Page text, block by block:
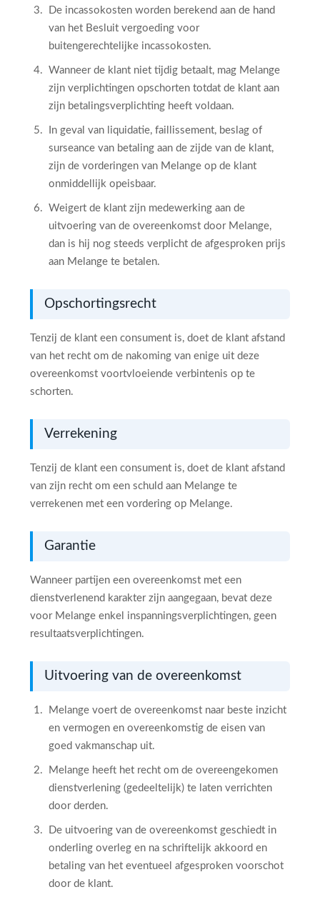
De incassokosten worden berekend aan de hand
van het Besluit vergoeding voor
buitengerechtelijke incassokosten.
Wanneer de klant niet tijdig betaalt, mag Melange
zijn verplichtingen opschorten totdat de klant aan
zijn betalingsverplichting heeft voldaan.
In geval van liquidatie, faillissement, beslag of
surseance van betaling aan de zijde van de klant,
zijn de vorderingen van Melange op de klant
onmiddellijk opeisbaar.
Weigert de klant zijn medewerking aan de
uitvoering van de overeenkomst door Melange,
dan is hij nog steeds verplicht de afgesproken prijs
aan Melange te betalen.
Opschortingsrecht
Tenzij de klant een consument is, doet de klant afstand
van het recht om de nakoming van enige uit deze
overeenkomst voortvloeiende verbintenis op te
schorten.
Verrekening
Tenzij de klant een consument is, doet de klant afstand
van zijn recht om een schuld aan Melange te
verrekenen met een vordering op Melange.
Garantie
Wanneer partijen een overeenkomst met een
dienstverlenend karakter zijn aangegaan, bevat deze
voor Melange enkel inspanningsverplichtingen, geen
resultaatsverplichtingen.
Uitvoering van de overeenkomst
Melange voert de overeenkomst naar beste inzicht
en vermogen en overeenkomstig de eisen van
goed vakmanschap uit.
Melange heeft het recht om de overeengekomen
dienstverlening (gedeeltelijk) te laten verrichten
door derden.
De uitvoering van de overeenkomst geschiedt in
onderling overleg en na schriftelijk akkoord en
betaling van het eventueel afgesproken voorschot
door de klant.